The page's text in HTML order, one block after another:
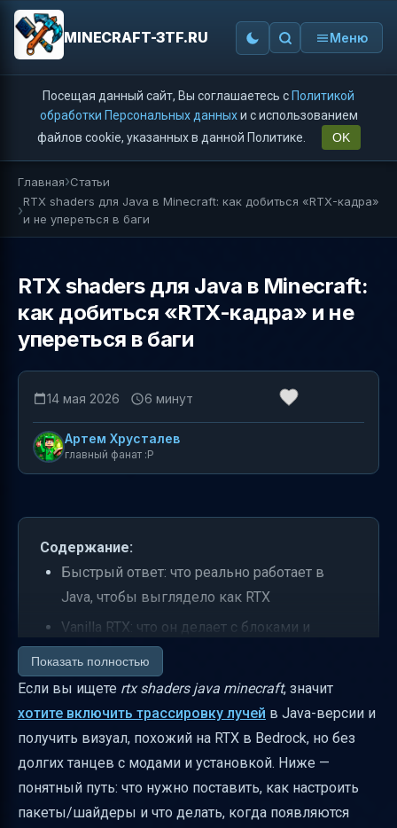
MINECRAFT-3TF.RU Меню
Посещая данный сайт, Вы соглашаетесь с Политикой
обработки Персональных данныхи с использованием
файлов cookie, указанных в данной Политике.
OK
Главная Статьи
RTX shaders для Java в Minecraft: как добиться «RTX-кадра»
и не упереться в баги
RTX shaders для Java в Minecraft:
как добиться «RTX-кадра» и не
упереться в баги
14 мая 2026 6 минут
Артем Хрусталев
главный фанат :P
Содержание:
Быстрый ответ: что реально работает в
Java, чтобы выглядело как RTX
Vanilla RTX: что он делает с блоками и
почему картинка выглядит «дороже»
Единообразие внешнего вида: почему один
тип материала выглядит одинаково
Биомы и атмосфера: как “атмосферу”
подтягивают под RTX
Целостная художественная концепция: что
является целью проекта
Показать полностью
Если вы ищете rtx shaders java minecraft, значит
хотите включить трассировку лучей в Java-версии и
получить визуал, похожий на RTX в Bedrock, но без
долгих танцев с модами и установкой. Ниже —
понятный путь: что нужно поставить, как настроить
пакеты/шайдеры и что делать, когда появляются